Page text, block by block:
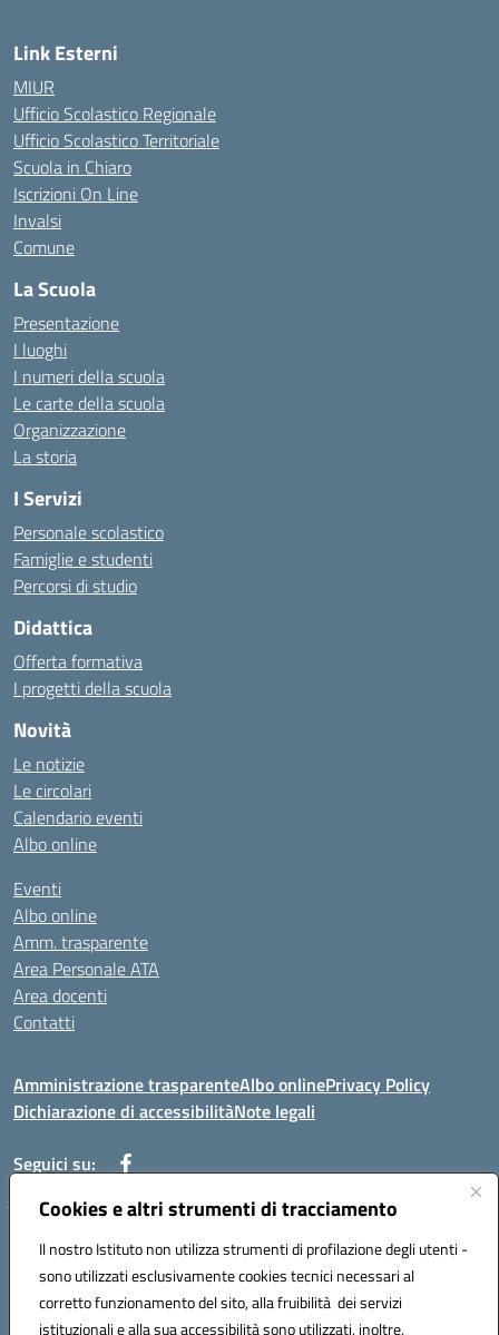
Cookies e altri strumenti di tracciamento
Il nostro Istituto non utilizza strumenti di profilazione degli utenti -
sono utilizzati esclusivamente cookies tecnici necessari al
corretto funzionamento del sito, alla fruibilità dei servizi
istituzionali e alla sua accessibilità sono utilizzati, inoltre,
Link Esterni
MIUR
Ufficio Scolastico Regionale
Ufficio Scolastico Territoriale
Scuola in Chiaro
Iscrizioni On Line
Invalsi
Comune
La Scuola
Presentazione
I luoghi
I numeri della scuola
Le carte della scuola
Organizzazione
La storia
I Servizi
Personale scolastico
Famiglie e studenti
Percorsi di studio
Didattica
Offerta formativa
I progetti della scuola
Novità
Le notizie
Le circolari
Calendario eventi
Albo online
Eventi
Albo online
Amm. trasparente
Area Personale ATA
Area docenti
Contatti
Amministrazione trasparenteAlbo onlinePrivacy Policy
Dichiarazione di accessibilitàNote legali
Seguici su:
Indirizzo: VIA BRECCIAME, 46 - 81024 MADDALONI (CE)
Mail: CEIC8AU001@istruzione.it - Pec: CEIC8AU001@pec.istruzione.it -
Telefono: 0823408721
Meccanografico: CEIC8AU001